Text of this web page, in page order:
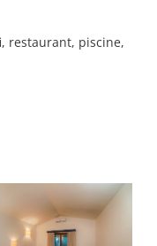
restaurant, piscine,